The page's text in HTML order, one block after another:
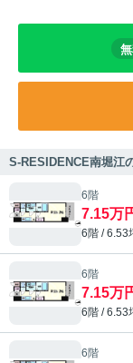
S-RESIDENCE南堀江
6階
7.15万
6階 / 6.53
6階
7.15万
6階 / 6.53
6階